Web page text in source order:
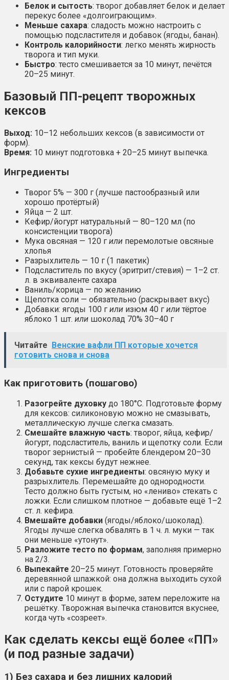
Белок и сытость: творог добавляет белок и делает
перекус более «долгоиграющим».
Меньше сахара: сладость можно настроить с
помощью подсластителя и добавок (ягоды, банан).
Контроль калорийности: легко менять жирность
творога и тип муки.
Быстро: тесто смешивается за 10 минут, печётся
20–25 минут.
Базовый ПП-рецепт творожных
кексов
Выход: 10–12 небольших кексов (в зависимости от
форм).
Время: 10 минут подготовка + 20–25 минут выпечка.
Ингредиенты
Творог 5% — 300 г (лучше пастообразный или
хорошо протёртый)
Яйца — 2 шт.
Кефир/йогурт натуральный — 80–120 мл (по
консистенции творога)
Мука овсяная — 120 г или перемолотые овсяные
хлопья
Разрыхлитель — 10 г (1 пакетик)
Подсластитель по вкусу (эритрит/стевия) — 1–2 ст.
л. в эквиваленте сахара
Ваниль/корица — по желанию
Щепотка соли — обязательно (раскрывает вкус)
Добавки: ягоды 100 г или изюм 40 г или тёртое
яблоко 1 шт. или шоколад 70% 30–40 г
Читайте Венские вафли ПП которые хочется
готовить снова и снова
Как приготовить (пошагово)
Разогрейте духовку до 180°C. Подготовьте форму
для кексов: силиконовую можно не смазывать,
металлическую лучше слегка смазать.
Смешайте влажную часть: творог, яйца, кефир/
йогурт, подсластитель, ваниль и щепотку соли. Если
творог зернистый — пробейте блендером 20–30
секунд, так кексы будут нежнее.
Добавьте сухие ингредиенты: овсяную муку и
разрыхлитель. Перемешайте до однородности.
Тесто должно быть густым, но «лениво» стекать с
ложки. Если слишком плотное — добавьте ещё 1–2
ст. л. кефира.
Вмешайте добавки (ягоды/яблоко/шоколад).
Ягоды лучше слегка обвалять в 1 ч. л. муки — так
они меньше «утонут».
Разложите тесто по формам, заполняя примерно
на 2/3.
Выпекайте 20–25 минут. Готовность проверяйте
деревянной шпажкой: она должна выходить сухой
или с парой крошек.
Остудите 10 минут в форме, затем переложите на
решётку. Творожная выпечка становится вкуснее,
когда чуть «созреет».
Как сделать кексы ещё более «ПП»
(и под разные задачи)
1) Без сахара и без лишних калорий